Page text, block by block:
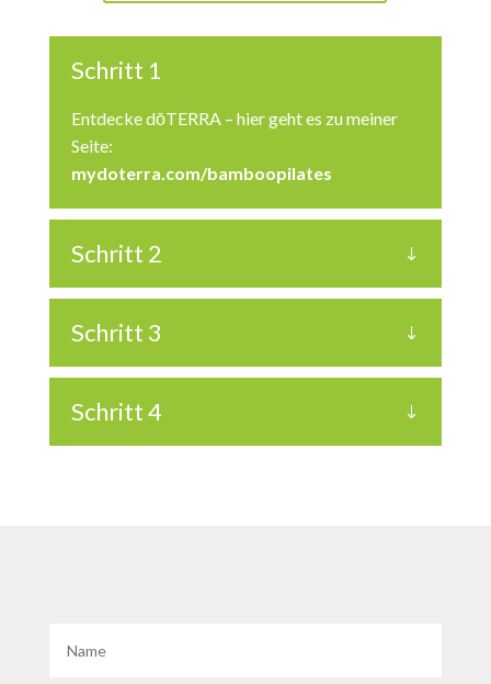
Schritt 1
Entdecke dōTERRA – hier geht es zu meiner
Seite:
mydoterra.com/bamboopilates
Schritt 2
Schritt 3
Schritt 4